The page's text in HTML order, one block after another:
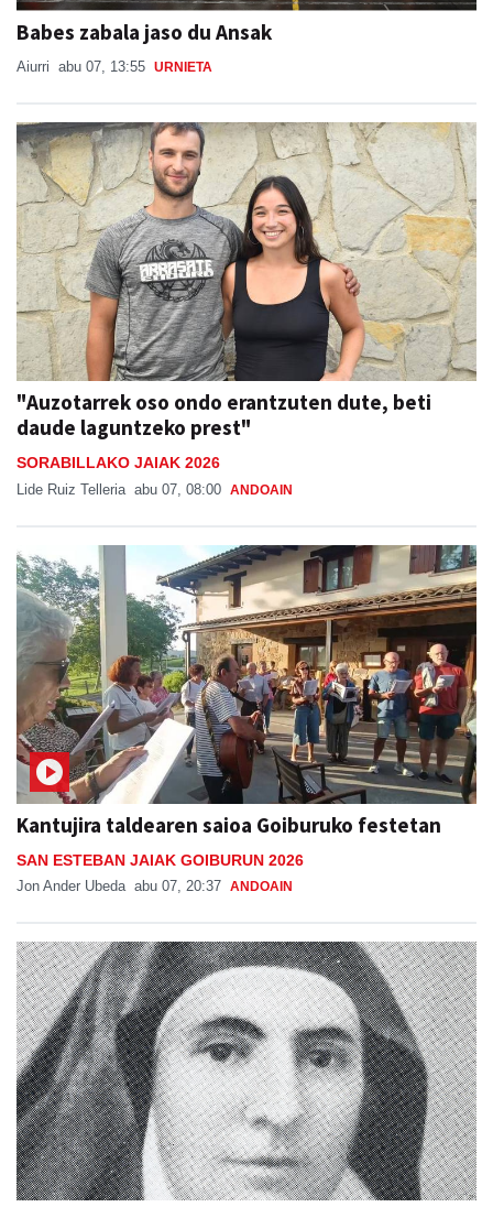
Babes zabala jaso du Ansak
Aiurri abu 07, 13:55 URNIETA
"Auzotarrek oso ondo erantzuten dute, beti
daude laguntzeko prest"
SORABILLAKO JAIAK 2026
Lide Ruiz Telleria abu 07, 08:00 ANDOAIN
Kantujira taldearen saioa Goiburuko festetan
SAN ESTEBAN JAIAK GOIBURUN 2026
Jon Ander Ubeda abu 07, 20:37 ANDOAIN